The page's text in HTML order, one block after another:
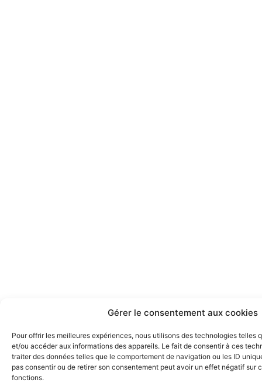
Gérer le consentement aux cookies
Pour offrir les meilleures expériences, nous utilisons des technologies telles
et/ou accéder aux informations des appareils. Le fait de consentir à ces
traiter des données telles que le comportement de navigation ou les ID
pas consentir ou de retirer son consentement peut avoir un effet négatif sur
fonctions.